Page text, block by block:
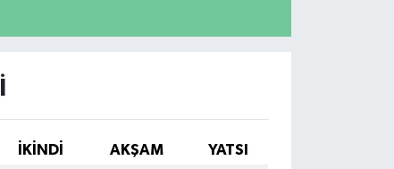
İKINDI AKŞAM
YATSI